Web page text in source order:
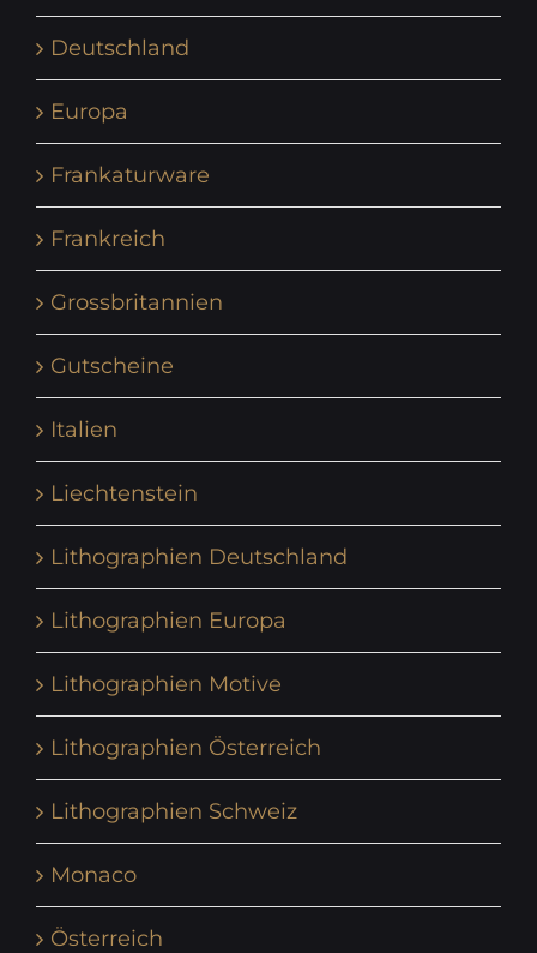
Deutschland
Europa
Frankaturware
Frankreich
Grossbritannien
Gutscheine
Italien
Liechtenstein
Lithographien Deutschland
Lithographien Europa
Lithographien Motive
Lithographien Österreich
Lithographien Schweiz
Monaco
Österreich